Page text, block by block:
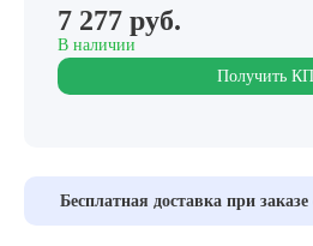
7 277 руб.
В наличии
Получить КП
Бесплатная доставка при заказе